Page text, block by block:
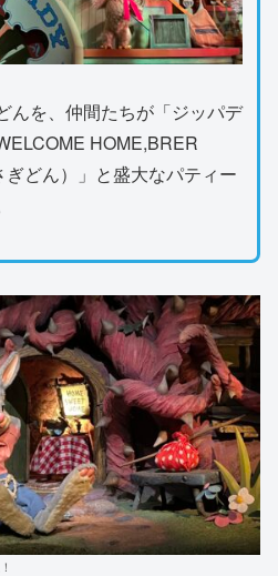
んを、仲間たちが「ジッパデ
HOME,BRER
どん）」と盛大なパティー